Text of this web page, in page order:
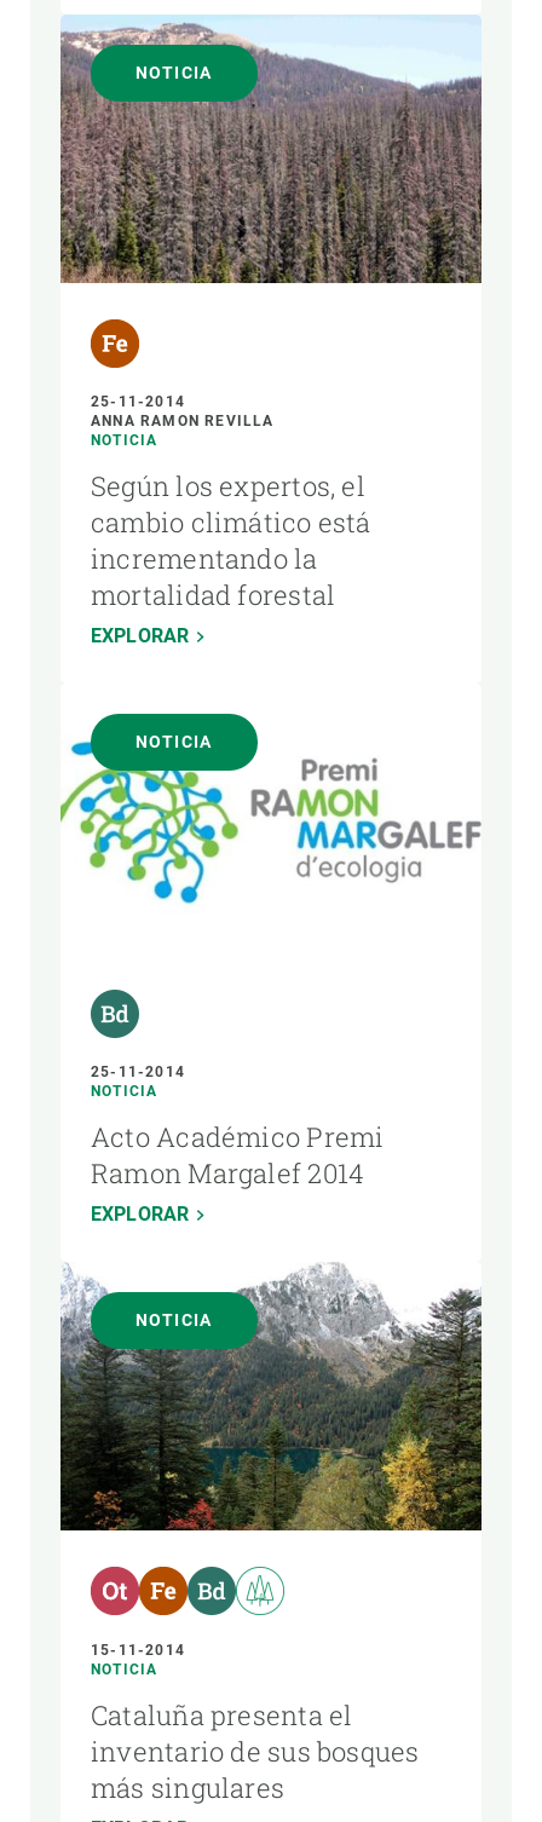
NOTICIA
25-11-2014
ANNA RAMON REVILLA
NOTICIA
Según los expertos, el
cambio climático está
incrementando la
mortalidad forestal
EXPLORAR
NOTICIA
25-11-2014
NOTICIA
Acto Académico Premi
Ramon Margalef 2014
EXPLORAR
NOTICIA
15-11-2014
NOTICIA
Cataluña presenta el
inventario de sus bosques
más singulares